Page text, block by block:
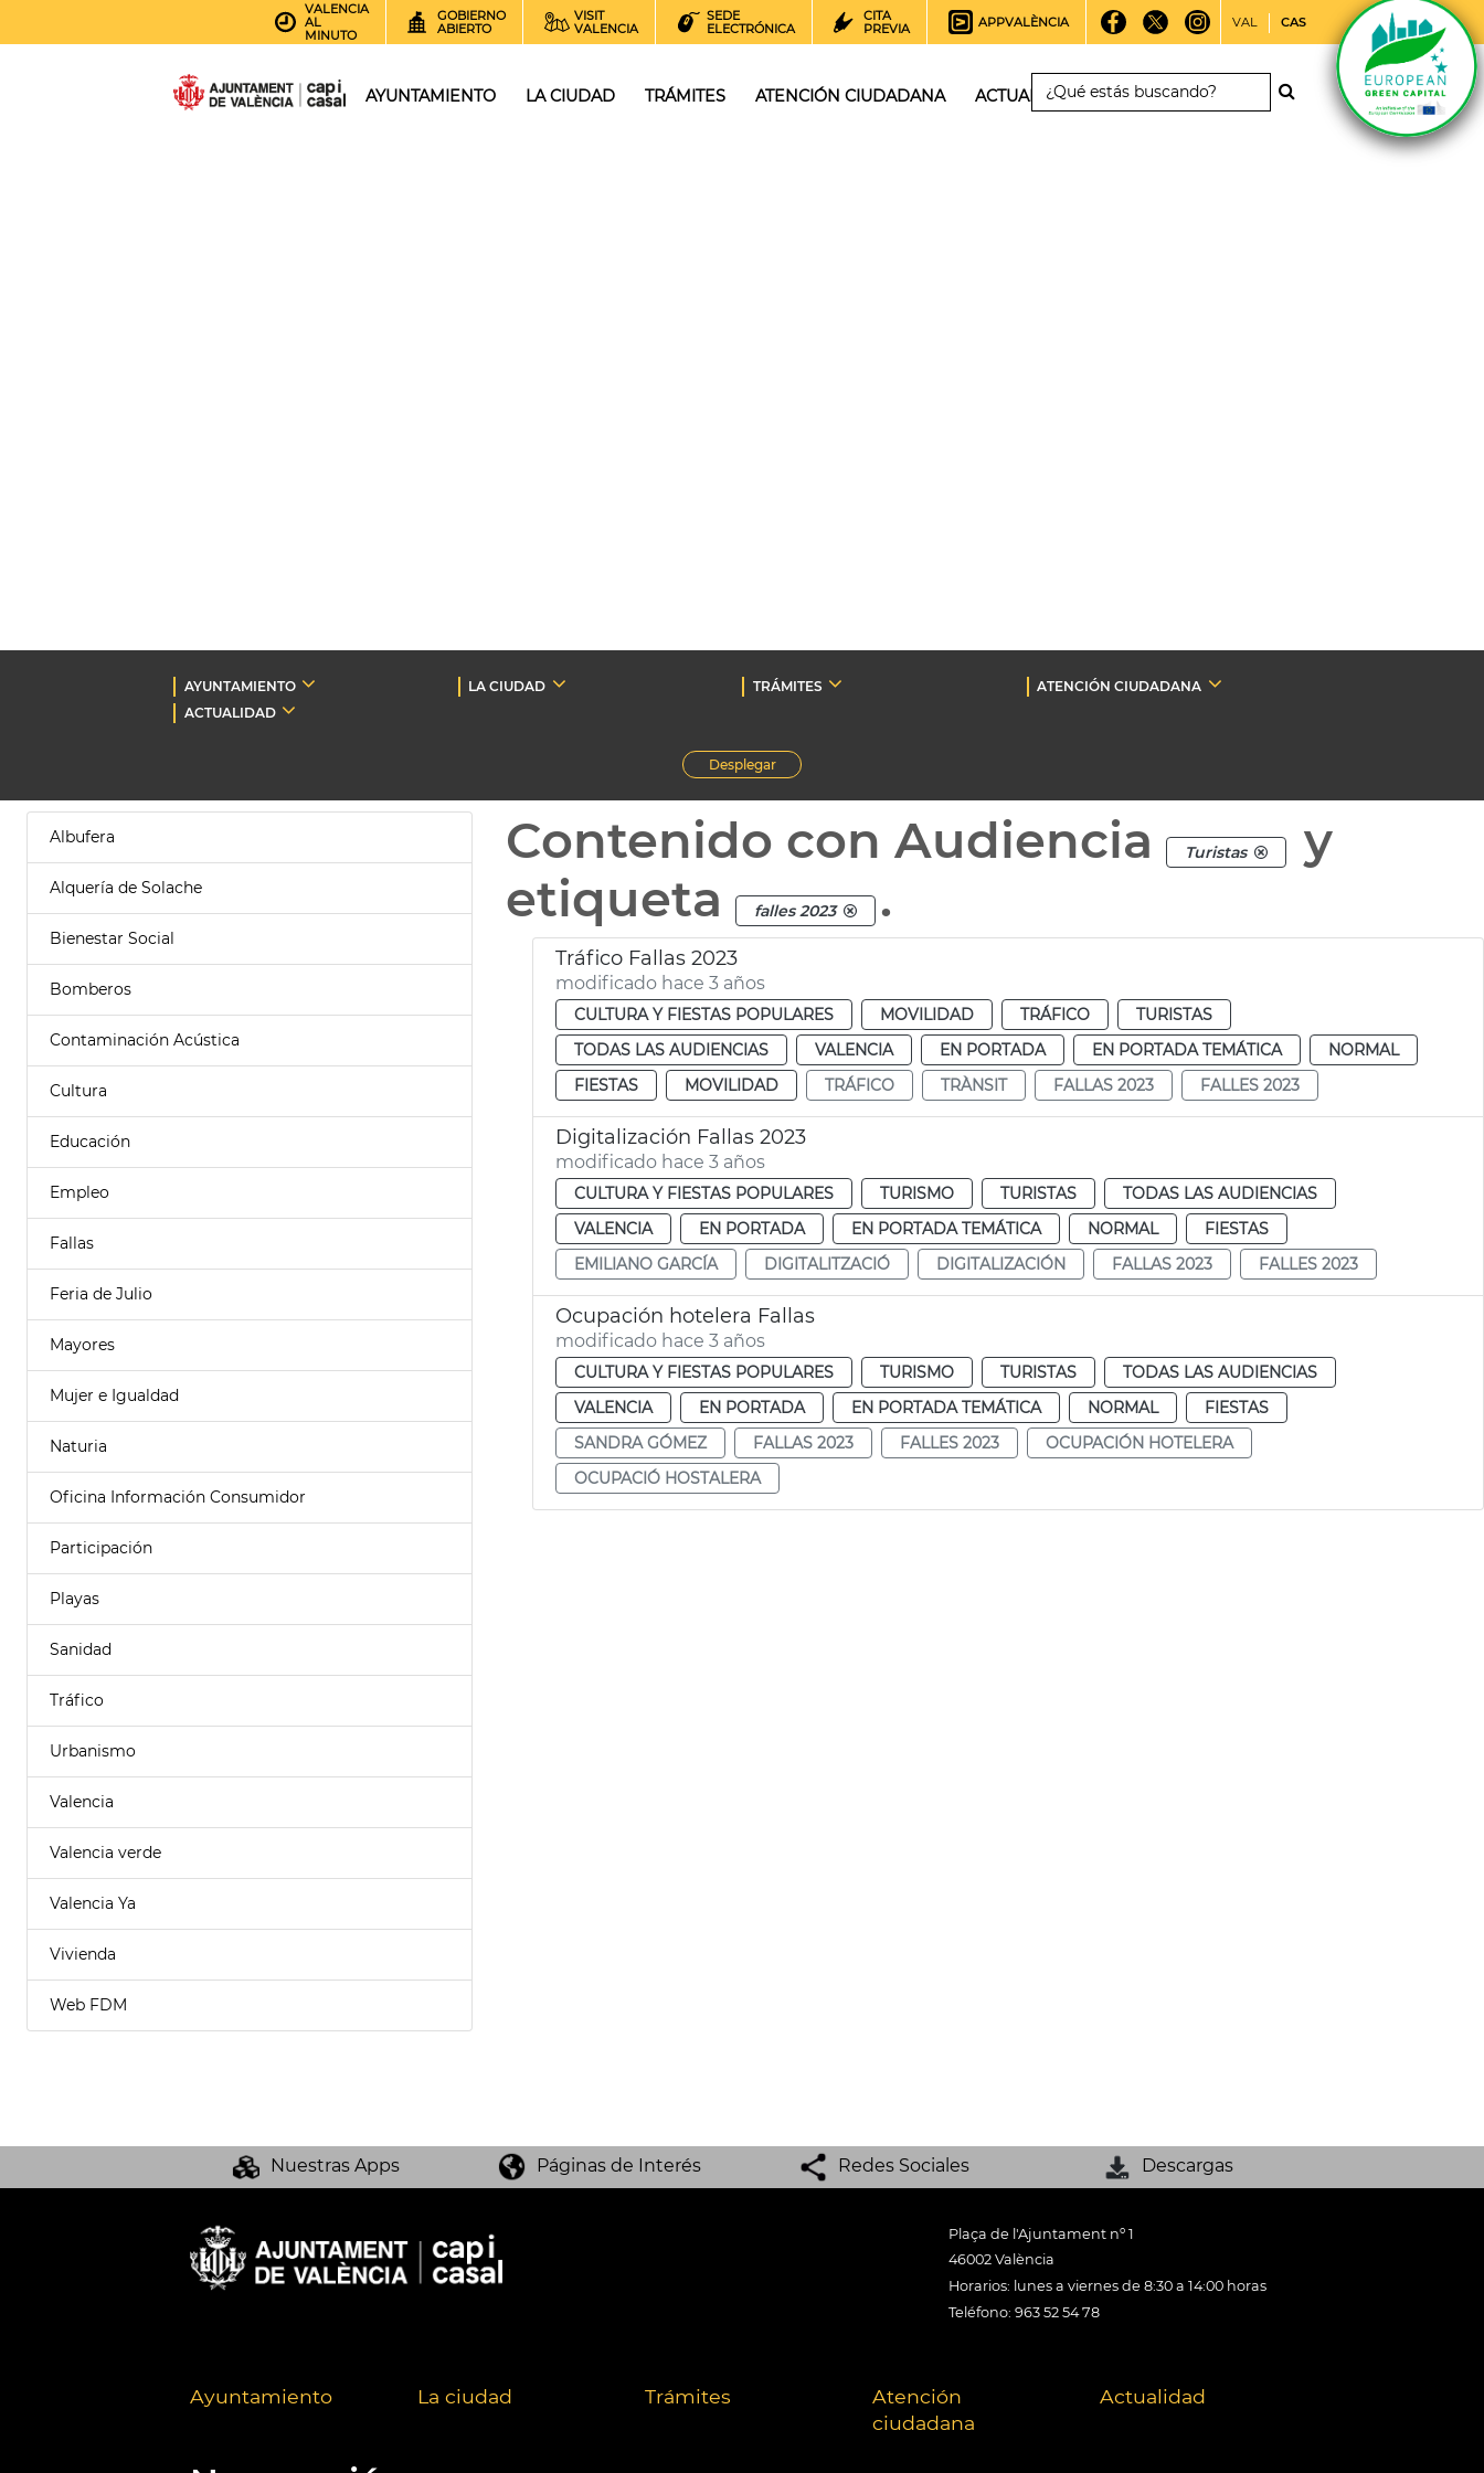
VALENCIA
AL
MINUTO
GOBIERNO
ABIERTO
VISIT
VALENCIA
SEDE
ELECTRÓNICA
CITA
PREVIA
APPVALÈNCIA VAL CAS
AYUNTAMIENTO LA CIUDAD TRÁMITES ATENCIÓN CIUDADANA ACTUALIDAD
AYUNTAMIENTO LA CIUDAD TRÁMITES
ATENCIÓN CIUDADANA
ACTUALIDAD
Desplegar
Albufera
Alquería de Solache
Bienestar Social
Bomberos
Contaminación Acústica
Cultura
Educación
Empleo
Fallas
Feria de Julio
Mayores
Mujer e Igualdad
Naturia
Oficina Información Consumidor
Participación
Playas
Sanidad
Tráfico
Urbanismo
Valencia
Valencia verde
Valencia Ya
Vivienda
Web FDM
Contenido con Audiencia Turistas
y
etiqueta
falles 2023 .
Tráfico Fallas 2023
modificado hace 3 años
CULTURA Y FIESTAS POPULARES MOVILIDAD TRÁFICO
TURISTAS
TODAS LAS AUDIENCIAS
VALENCIA EN PORTADA EN PORTADA TEMÁTICA
NORMAL
FIESTAS
MOVILIDAD TRÁFICO TRÀNSIT FALLAS 2023 FALLES 2023
Digitalización Fallas 2023
modificado hace 3 años
CULTURA Y FIESTAS POPULARES TURISMO TURISTAS
TODAS LAS AUDIENCIAS
VALENCIA
EN PORTADA EN PORTADA TEMÁTICA NORMAL
FIESTAS
EMILIANO GARCÍA
DIGITALITZACIÓ DIGITALIZACIÓN FALLAS 2023 FALLES 2023
Ocupación hotelera Fallas
modificado hace 3 años
CULTURA Y FIESTAS POPULARES TURISMO TURISTAS
TODAS LAS AUDIENCIAS
VALENCIA
EN PORTADA EN PORTADA TEMÁTICA NORMAL
FIESTAS
SANDRA GÓMEZ
FALLAS 2023 FALLES 2023
OCUPACIÓN HOTELERA
OCUPACIÓ HOSTALERA
Nuestras Apps Páginas de Interés Redes Sociales Descargas
Plaça de l'Ajuntament nº 1
46002 València
Horarios: lunes a viernes de 8:30 a 14:00 horas
Teléfono: 963 52 54 78
Ayuntamiento La ciudad Trámites
Atención
ciudadana
Actualidad